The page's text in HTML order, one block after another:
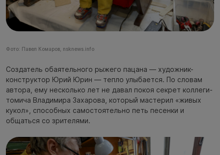
Фото: Павел Комаров, nsknews.info
Создатель обаятельного рыжего пацана — художник-
конструктор Юрий Юрин — тепло улыбается. По словам
автора, ему несколько лет не давал покоя секрет коллеги-
томича Владимира Захарова, который мастерил «живых
кукол», способных самостоятельно петь песенки и
общаться со зрителями.